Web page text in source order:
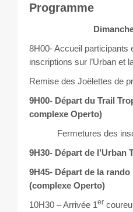
Programme
8H00- Accueil participants
inscriptions sur l’Urban et
Remise des Joëlettes de
9H00- Départ du Trail
complexe Operto)
Fermetures des
9H30- Départ de l’Urban
9H45- Départ de la
(complexe Operto)
10H30 – Arrivée 1er